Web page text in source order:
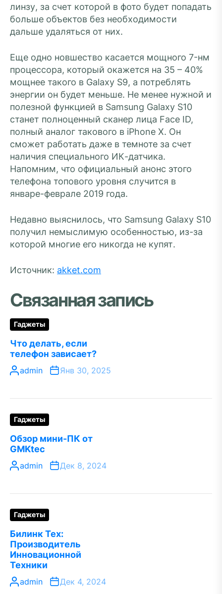
линзу, за счет которой в фото будет попадать
больше объектов без необходимости
дальше удаляться от них.
Еще одно новшество касается мощного 7-нм
процессора, который окажется на 35 – 40%
мощнее такого в Galaxy S9, а потреблять
энергии он будет меньше. Не менее нужной и
полезной функцией в Samsung Galaxy S10
станет полноценный сканер лица Face ID,
полный аналог такового в iPhone X. Он
сможет работать даже в темноте за счет
наличия специального ИК-датчика.
Напомним, что официальный анонс этого
телефона топового уровня случится в
январе-феврале 2019 года.
Недавно выяснилось, что Samsung Galaxy S10
получил немыслимую особенностью, из-за
которой многие его никогда не купят.
Источник: akket.com
Связанная запись
Гаджеты
Что делать, если
телефон зависает?
admin Янв 30, 2025
Гаджеты
Обзор мини-ПК от
GMKtec
admin Дек 8, 2024
Гаджеты
Билинк Тех:
Производитель
Инновационной
Техники
admin Дек 4, 2024